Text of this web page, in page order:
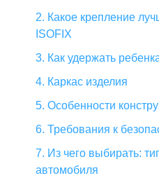
2. Какое крепление
ISOFIX
3. Как удержать
4. Каркас изделия
5. Особенности
6. Требования к
7. Из чего выбирать:
автомобиля